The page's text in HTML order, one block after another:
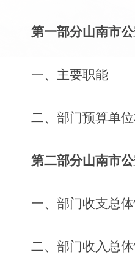
第一部分山南市
一、主要职能
二、部门预算单
第二部分山南市
一、部门收支总
二、部门收入总